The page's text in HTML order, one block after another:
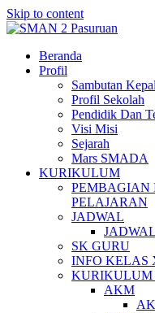
Skip to content
Beranda
Profil
Sambutan
Profil Sekolah
Pendidik Dan
Visi Misi
Sejarah
Mars SMADA
KURIKULUM
PEMBAGIAN
PELAJARAN
JADWAL
SK GURU
INFO KELAS
KURIKULUM
AKM